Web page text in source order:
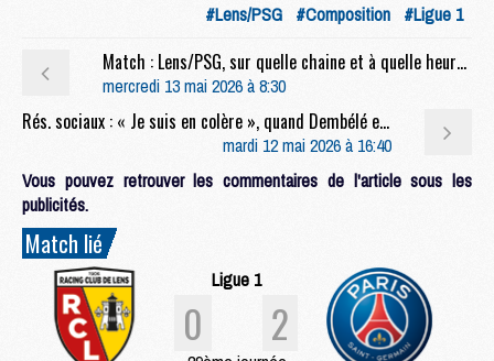
#Lens/PSG #Composition #Ligue 1
Match : Lens/PSG, sur quelle chaine et à quelle heure regarder le match ?
mercredi 13 mai 2026 à 8:30
Rés. sociaux : « Je suis en colère », quand Dembélé et Doué jouent (mal) la comédie
mardi 12 mai 2026 à 16:40
Vous pouvez retrouver les commentaires de l'article sous les
publicités.
Match lié
Ligue 1
0 2